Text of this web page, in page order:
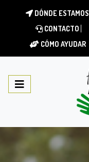
DÓNDE ESTAMOS
CONTACTO
CÓMO AYUDAR